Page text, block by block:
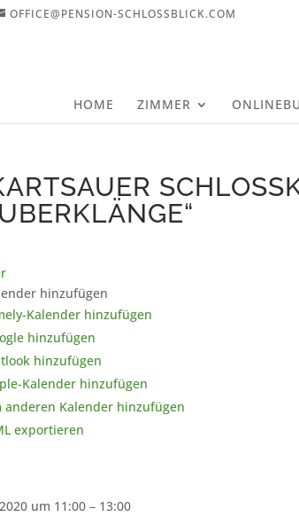
OFFICE@PENSION-SCHLOSSBLICK.COM
HOME ZIMMER
hinzufügen
Kalender hinzufügen
hinzufügen
hinzufügen
Kalender hinzufügen
anderen Kalender hinzufügen
exportieren
um 11:00 – 13:00